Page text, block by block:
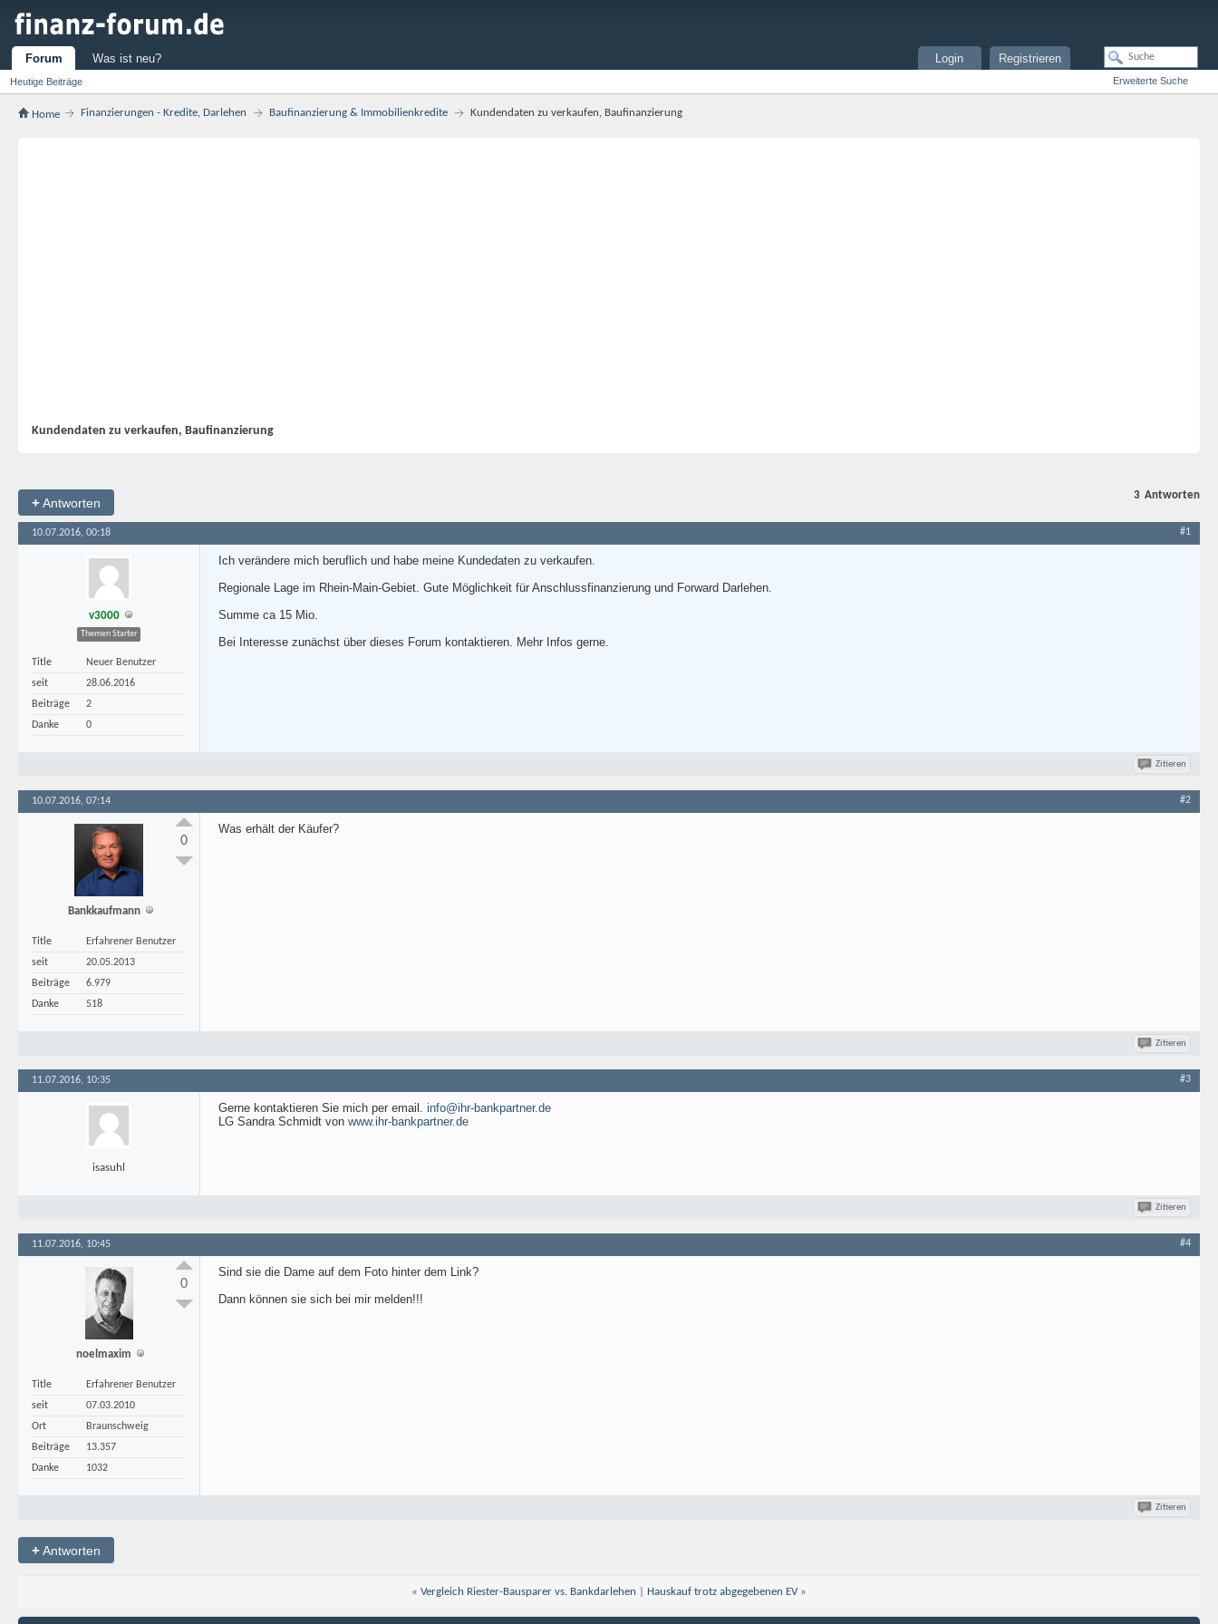
Forum
Heutige Beiträge
Was ist neu? Registrieren
Login
Erweiterte Suche
Home Finanzierungen - Kredite, Darlehen Baufinanzierung & Immobilienkredite Kundendaten zu verkaufen, Baufinanzierung
Kundendaten zu verkaufen, Baufinanzierung
+Antworten
3 Antworten
10.07.2016, 00:18 #1
v3000
Themen Starter
Title
Neuer Benutzer
seit
28.06.2016
Beiträge
2
Danke
0
Ich verändere mich beruflich und habe meine Kundedaten zu verkaufen.
Regionale Lage im Rhein-Main-Gebiet. Gute Möglichkeit für Anschlussfinanzierung und Forward Darlehen.
Summe ca 15 Mio.
Bei Interesse zunächst über dieses Forum kontaktieren. Mehr Infos gerne.
Zitieren
10.07.2016, 07:14 #2
Bankkaufmann
Title
Erfahrener Benutzer
seit
20.05.2013
Beiträge
6.979
Danke
518
0
Was erhält der Käufer?
Zitieren
11.07.2016, 10:35 #3
isasuhl
Gerne kontaktieren Sie mich per email. info@ihr-bankpartner.de
LG Sandra Schmidt von www.ihr-bankpartner.de
Zitieren
11.07.2016, 10:45 #4
noelmaxim
Title
Erfahrener Benutzer
seit
07.03.2010
Ort
Braunschweig
Beiträge
13.357
Danke
1032
0
Sind sie die Dame auf dem Foto hinter dem Link?
Dann können sie sich bei mir melden!!!
Zitieren
+Antworten
« Vergleich Riester-Bausparer vs. Bankdarlehen Hauskauf trotz abgegebenen EV »